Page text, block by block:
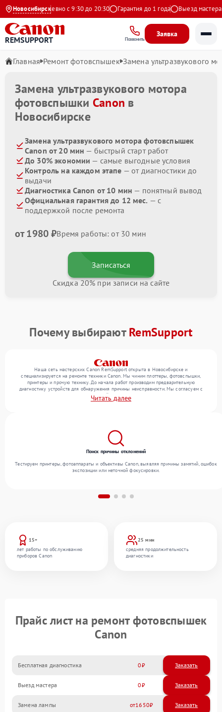
Новосибирск
Ежедневно с 9:30 до 20:30 Гарантия до 1 года Выезд мастера
REMSUPPORT Позвонить
Заявка
Главная Ремонт фотовспышек Замена ультразвукового
Замена ультразвукового мотора
фотовспышки Canon в
Новосибирске
Замена ультразвукового мотора фотовспышек
Canon от 20 мин — быстрый старт работ
До 30% экономии — самые выгодные условия
Контроль на каждом этапе — от диагностики до
выдачи
Диагностика Canon от 10 мин — понятный вывод
Официальная гарантия до 12 мес. — с
поддержкой после ремонта
от 1980 ₽Время работы: от 30 мин
Записаться
Скидка 20% при записи на сайте
Почему выбираютRemSupport
Наша сеть мастерских Canon RemSupport открыта в Новосибирске и
специализируется на ремонте техники Canon. Мы чиним плоттеры, фотовспышки,
принтеры и прочую технику. До начала работ производим предварительную
диагностику устройств для обнаружения причины неисправности. Мы согласуем с
клиентом состав необходимых операций и их стоимость, затем реализуем ремонт с
заменой деталей по необходимости. После работ проверяем качество оказанных
Читать далее
15+
лет работы по обслуживанию
приборов Canon
25 мин
средняя продолжительность
диагностики
Поиск причины отклонений
Тестируем принтеры, фотоаппараты и объективы Canon, выявляя причины замятий, ошибок
экспозиции или неточной фокусировки.
Прайс лист на ремонт фотовспышек
Canon
Бесплатная диагностика 0 Заказать
Выезд мастера 0 Заказать
Замена лампы 1650